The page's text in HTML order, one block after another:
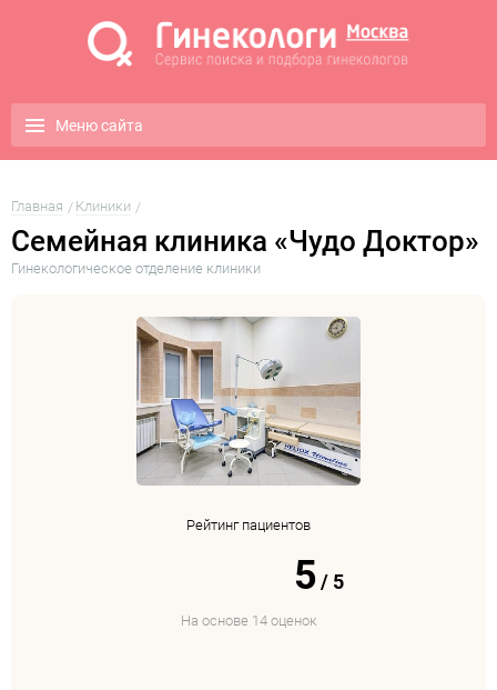
Меню сайта
Главная Клиники
Семейная клиника «Чудо Доктор»
Гинекологическое отделение клиники
Рейтинг пациентов
5/ 5
На основе 14 оценок